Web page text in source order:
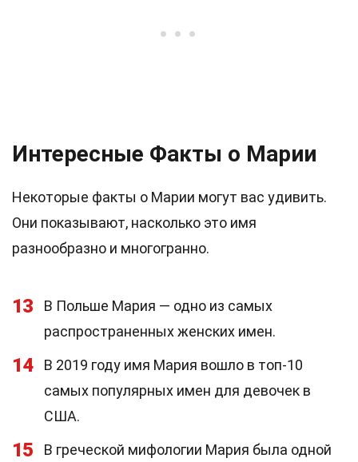
Интересные Факты о Марии
Некоторые факты о Марии могут вас удивить.
Они показывают, насколько это имя
разнообразно и многогранно.
13
В Польше Мария — одно из самых
распространенных женских имен.
14
В 2019 году имя Мария вошло в топ-10
самых популярных имен для девочек в
США.
15
В греческой мифологии Мария была одной